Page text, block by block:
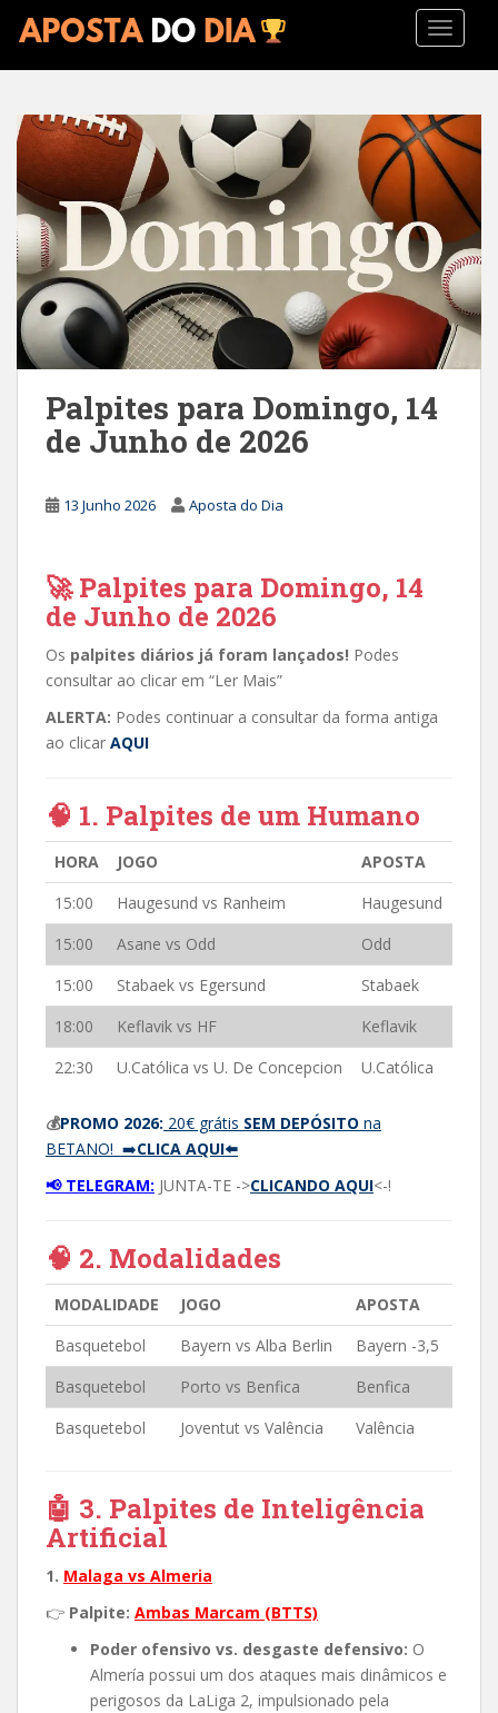
Palpites para Domingo, 14
de Junho de 2026
13 Junho 2026 Aposta do Dia
🚀 Palpites para Domingo, 14
de Junho de 2026
Os palpites diários já foram lançados! Podes
consultar ao clicar em “Ler Mais”
ALERTA: Podes continuar a consultar da forma antiga
ao clicar AQUI
🧠 1. Palpites de um Humano
HORA JOGO
APOSTA
15:00
Haugesund vs Ranheim
Haugesund
15:00
Asane vs Odd
Odd
15:00
Stabaek vs Egersund
Stabaek
18:00
Keflavik vs HF
Keflavik
22:30
U.Católica vs U. De Concepcion U.Católica
💰PROMO 2026: 20€ grátis SEM DEPÓSITO na
BETANO! ➡️CLICA AQUI⬅️
📢 TELEGRAM: JUNTA-TE ->CLICANDO AQUI<-!
🧠 2. Modalidades
MODALIDADE JOGO
APOSTA
Basquetebol
Bayern vs Alba Berlin
Bayern -3,5
Basquetebol
Porto vs Benfica
Benfica
Basquetebol
Joventut vs Valência Valência
🤖 3. Palpites de Inteligência
Artificial
1. Malaga vs Almeria
👉 Palpite: Ambas Marcam (BTTS)
Poder ofensivo vs. desgaste defensivo: O
Almería possui um dos ataques mais dinâmicos e
perigosos da LaLiga 2, impulsionado pela